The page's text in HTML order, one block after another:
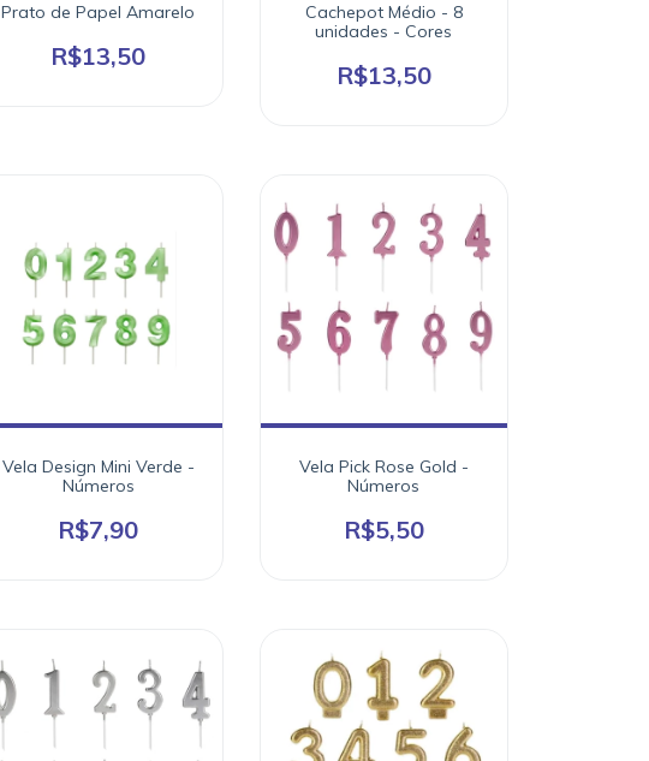
Prato de Papel Amarelo
R$13,50
Cachepot Médio - 8
unidades - Cores
R$13,50
Vela Design Mini Verde -
Números
R$7,90
Vela Pick Rose Gold -
Números
R$5,50